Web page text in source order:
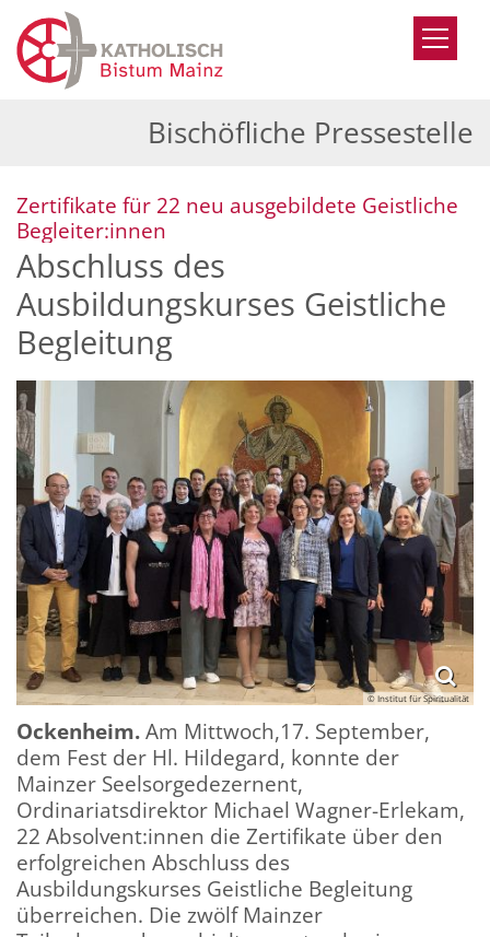
Zum Inhalt springen
Bischöfliche Pressestelle
Zertifikate für 22 neu ausgebildete Geistliche
Begleiter:innen
Abschluss des
Ausbildungskurses Geistliche
Begleitung
© Institut für Spiritualität
Ockenheim.Am Mittwoch,17. September,
dem Fest der Hl. Hildegard, konnte der
Mainzer Seelsorgedezernent,
Ordinariatsdirektor Michael Wagner-Erlekam,
22 Absolvent:innen die Zertifikate über den
erfolgreichen Abschluss des
Ausbildungskurses Geistliche Begleitung
überreichen. Die zwölf Mainzer